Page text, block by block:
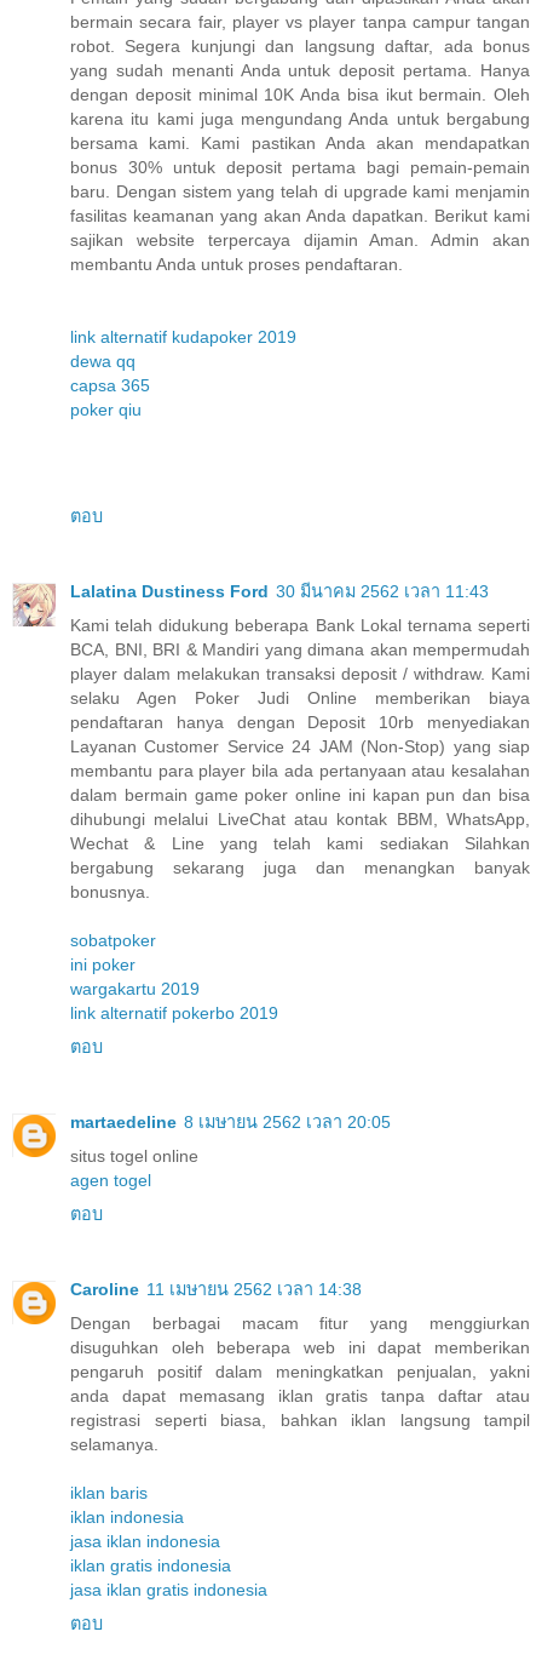
bermain secara fair, player vs player tanpa campur tangan
robot. Segera kunjungi dan langsung daftar, ada bonus
yang sudah menanti Anda untuk deposit pertama. Hanya
dengan deposit minimal 10K Anda bisa ikut bermain. Oleh
karena itu kami juga mengundang Anda untuk bergabung
bersama kami. Kami pastikan Anda akan mendapatkan
bonus 30% untuk deposit pertama bagi pemain-pemain
baru. Dengan sistem yang telah di upgrade kami menjamin
fasilitas keamanan yang akan Anda dapatkan. Berikut kami
sajikan website terpercaya dijamin Aman. Admin akan
membantu Anda untuk proses pendaftaran.
link alternatif kudapoker 2019
dewa qq
capsa 365
poker qiu
ตอบ
Lalatina Dustiness Ford 30 มีนาคม 2562 เวลา 11:43
Kami telah didukung beberapa Bank Lokal ternama seperti
BCA, BNI, BRI & Mandiri yang dimana akan mempermudah
player dalam melakukan transaksi deposit / withdraw. Kami
selaku Agen Poker Judi Online memberikan biaya
pendaftaran hanya dengan Deposit 10rb menyediakan
Layanan Customer Service 24 JAM (Non-Stop) yang siap
membantu para player bila ada pertanyaan atau kesalahan
dalam bermain game poker online ini kapan pun dan bisa
dihubungi melalui LiveChat atau kontak BBM, WhatsApp,
Wechat & Line yang telah kami sediakan Silahkan
bergabung sekarang juga dan menangkan banyak
bonusnya.
sobatpoker
ini poker
wargakartu 2019
link alternatif pokerbo 2019
ตอบ
martaedeline 8 เมษายน 2562 เวลา 20:05
situs togel online
agen togel
ตอบ
Caroline 11 เมษายน 2562 เวลา 14:38
Dengan berbagai macam fitur yang menggiurkan
disuguhkan oleh beberapa web ini dapat memberikan
pengaruh positif dalam meningkatkan penjualan, yakni
anda dapat memasang iklan gratis tanpa daftar atau
registrasi seperti biasa, bahkan iklan langsung tampil
selamanya.
iklan baris
iklan indonesia
jasa iklan indonesia
iklan gratis indonesia
jasa iklan gratis indonesia
ตอบ